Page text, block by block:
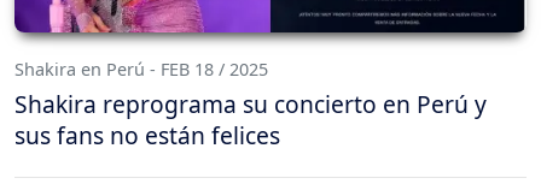
Shakira en Perú - FEB 18 / 2025
Shakira reprograma su concierto en Perú y
sus fans no están felices